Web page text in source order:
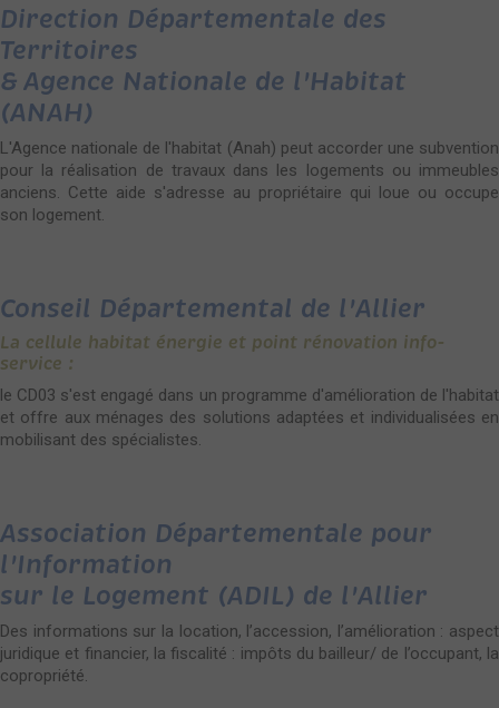
Direction Départementale des
Territoires
& Agence Nationale de l'Habitat
(ANAH)
L'Agence nationale de l'habitat (Anah) peut accorder une subvention
pour la réalisation de travaux dans les logements ou immeubles
anciens. Cette aide s'adresse au propriétaire qui loue ou occupe
son logement.
Conseil Départemental de l'Allier
La cellule habitat énergie et point rénovation info-
service :
le CD03 s'est engagé dans un programme d'amélioration de l'habitat
et offre aux ménages des solutions adaptées et individualisées en
mobilisant des spécialistes.
Association Départementale pour
l'Information
sur le Logement (ADIL) de l'Allier
Des informations sur la location, l’accession, l’amélioration : aspect
juridique et financier, la fiscalité : impôts du bailleur/ de l’occupant, la
copropriété.